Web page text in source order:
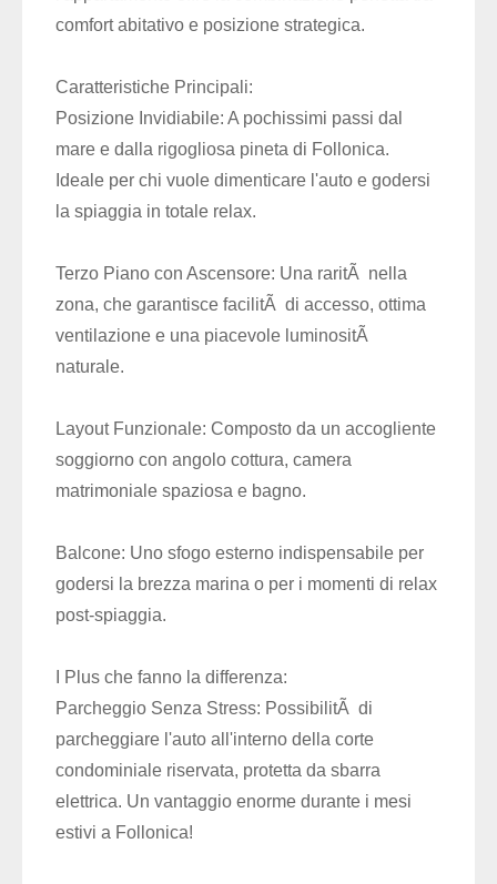
comfort abitativo e posizione strategica.
Caratteristiche Principali:
Posizione Invidiabile: A pochissimi passi dal
mare e dalla rigogliosa pineta di Follonica.
Ideale per chi vuole dimenticare l'auto e godersi
la spiaggia in totale relax.
Terzo Piano con Ascensore: Una raritÃ nella
zona, che garantisce facilitÃ di accesso, ottima
ventilazione e una piacevole luminositÃ
naturale.
Layout Funzionale: Composto da un accogliente
soggiorno con angolo cottura, camera
matrimoniale spaziosa e bagno.
Balcone: Uno sfogo esterno indispensabile per
godersi la brezza marina o per i momenti di relax
post-spiaggia.
I Plus che fanno la differenza:
Parcheggio Senza Stress: PossibilitÃ di
parcheggiare l'auto all'interno della corte
condominiale riservata, protetta da sbarra
elettrica. Un vantaggio enorme durante i mesi
estivi a Follonica!